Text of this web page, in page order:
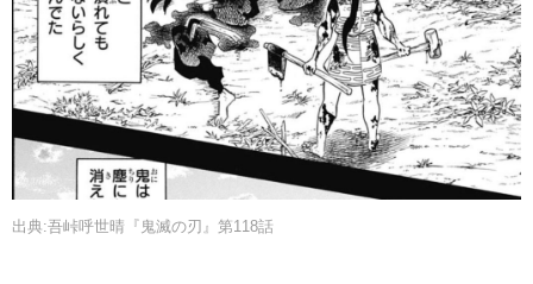
出典:吾峠呼世晴『鬼滅の刃』第118話